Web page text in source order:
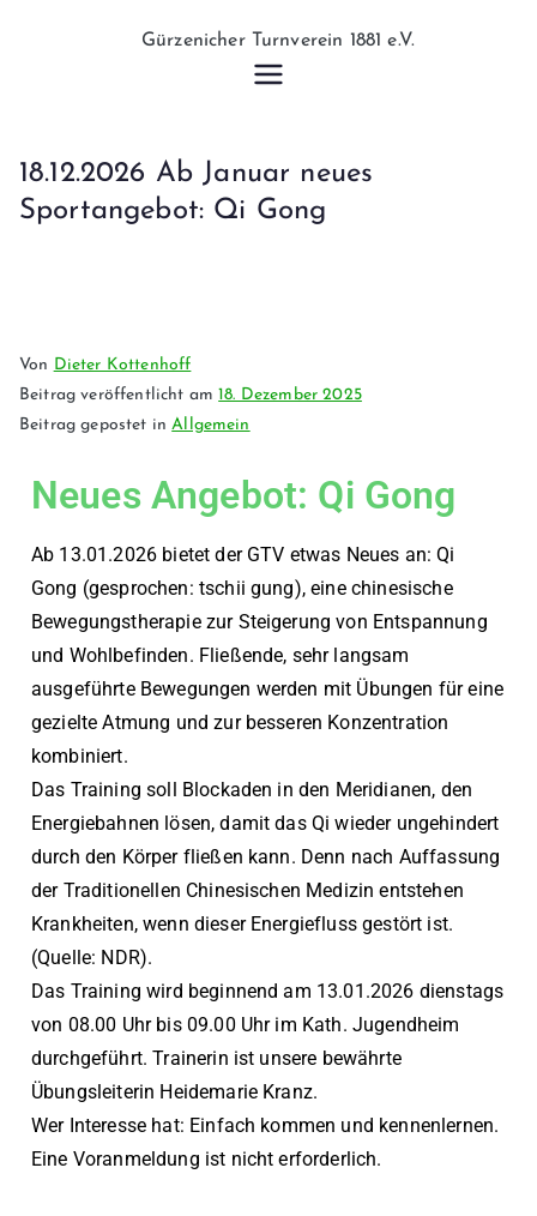
Gürzeniche
Turnverein
18.12.2026 Ab Januar neues
Sportangebot: Qi Gong
Von Dieter Kottenhoff
Beitrag veröffentlicht am18. Dezember 2025
Beitrag gepostet inAllgemein
Neues Angebot: Qi Gong
Ab 13.01.2026 bietet der GTV etwas Neues an: Qi
Gong (gesprochen: tschii gung), eine chinesische
Bewegungstherapie zur Steigerung von Entspannung
und Wohlbefinden. Fließende, sehr langsam
ausgeführte Bewegungen werden mit Übungen für eine
gezielte Atmung und zur besseren Konzentration
kombiniert.
Das Training soll Blockaden in den Meridianen, den
Energiebahnen lösen, damit das Qi wieder ungehindert
durch den Körper fließen kann. Denn nach Auffassung
der Traditionellen Chinesischen Medizin entstehen
Krankheiten, wenn dieser Energiefluss gestört ist.
(Quelle: NDR).
Das Training wird beginnend am 13.01.2026 dienstags
von 08.00 Uhr bis 09.00 Uhr im Kath. Jugendheim
durchgeführt. Trainerin ist unsere bewährte
Übungsleiterin Heidemarie Kranz.
Wer Interesse hat: Einfach kommen und kennenlernen.
Eine Voranmeldung ist nicht erforderlich.